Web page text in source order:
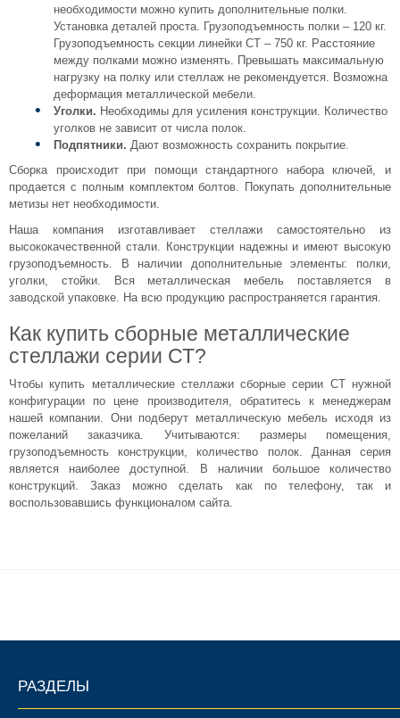
необходимости можно купить дополнительные полки.
Установка деталей проста. Грузоподъемность полки – 120 кг.
Грузоподъемность секции линейки СТ – 750 кг. Расстояние
между полками можно изменять. Превышать максимальную
нагрузку на полку или стеллаж не рекомендуется. Возможна
деформация металлической мебели.
Уголки. Необходимы для усиления конструкции. Количество
уголков не зависит от числа полок.
Подпятники. Дают возможность сохранить покрытие.
Сборка происходит при помощи стандартного набора ключей, и
продается с полным комплектом болтов. Покупать дополнительные
метизы нет необходимости.
Наша компания изготавливает стеллажи самостоятельно из
высококачественной стали. Конструкции надежны и имеют высокую
грузоподъемность. В наличии дополнительные элементы: полки,
уголки, стойки. Вся металлическая мебель поставляется в
заводской упаковке. На всю продукцию распространяется гарантия.
Как купить сборные металлические
стеллажи серии СТ?
Чтобы купить металлические стеллажи сборные серии СТ нужной
конфигурации по цене производителя, обратитесь к менеджерам
нашей компании. Они подберут металлическую мебель исходя из
пожеланий заказчика. Учитываются: размеры помещения,
грузоподъемность конструкции, количество полок. Данная серия
является наиболее доступной. В наличии большое количество
конструкций. Заказ можно сделать как по телефону, так и
воспользовавшись функционалом сайта.
РАЗДЕЛЫ